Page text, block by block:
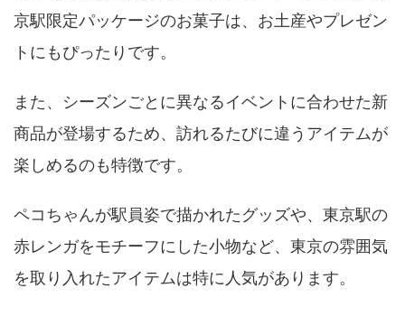
京駅限定パッケージのお菓子は、お土産やプレゼン
トにもぴったりです。
また、シーズンごとに異なるイベントに合わせた新
商品が登場するため、訪れるたびに違うアイテムが
楽しめるのも特徴です。
ペコちゃんが駅員姿で描かれたグッズや、東京駅の
赤レンガをモチーフにした小物など、東京の雰囲気
を取り入れたアイテムは特に人気があります。